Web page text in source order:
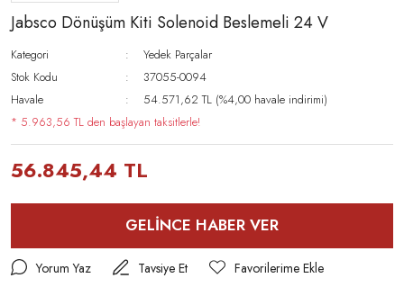
Jabsco Dönüşüm Kiti Solenoid Beslemeli 24 V
Kategori
Yedek Parçalar
Stok Kodu
37055-0094
Havale
54.571,62 TL (%4,00 havale indirimi)
* 5.963,56 TL den başlayan taksitlerle!
56.845,44 TL
GELİNCE HABER VER
Yorum Yaz
Tavsiye Et